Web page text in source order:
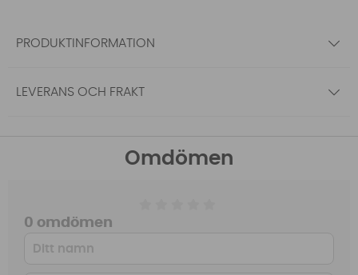
PRODUKTINFORMATION
LEVERANS OCH FRAKT
Omdömen
0 omdömen